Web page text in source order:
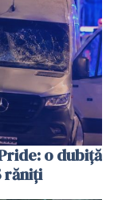
o dubiță
răniți